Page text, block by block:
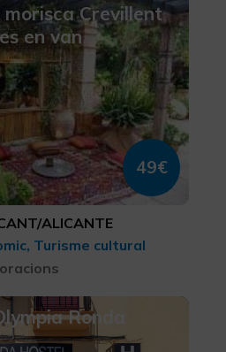
Crevillent
en van
49€
ALICANTE
Turisme cultural
Ronda